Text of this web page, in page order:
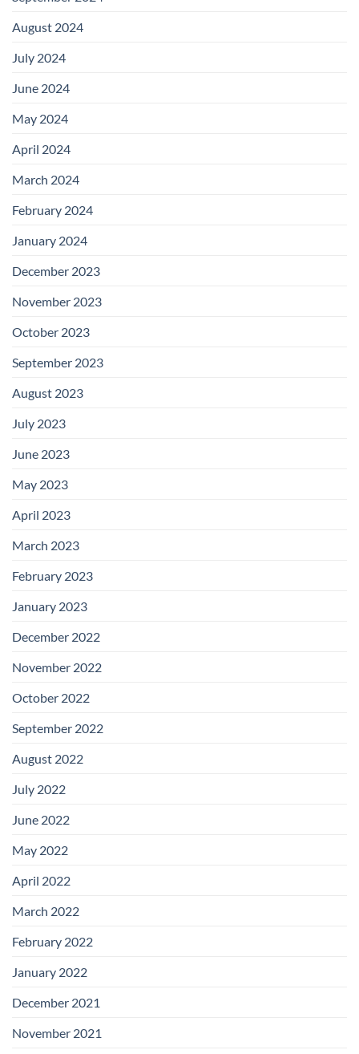
August 2024
July 2024
June 2024
May 2024
April 2024
March 2024
February 2024
January 2024
December 2023
November 2023
October 2023
September 2023
August 2023
July 2023
June 2023
May 2023
April 2023
March 2023
February 2023
January 2023
December 2022
November 2022
October 2022
September 2022
August 2022
July 2022
June 2022
May 2022
April 2022
March 2022
February 2022
January 2022
December 2021
November 2021